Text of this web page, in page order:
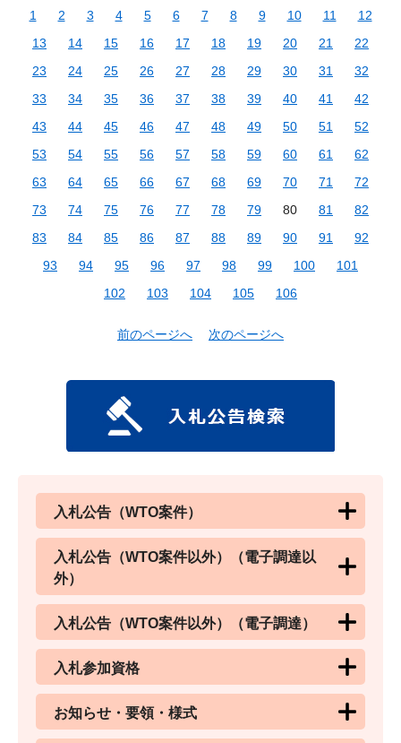
1 2 3 4 5 6 7 8 9 10 11
12
13
14 15 16 17 18 19 20 21
22
23
24 25 26 27 28 29 30 31
32
33
34 35 36 37 38 39 40 41
42
43
44 45 46 47 48 49 50 51
52
53
54 55 56 57 58 59 60 61
62
63
64 65 66 67 68 69 70 71
72
73
74 75 76 77 78 79 80 81
82
83
84 85 86 87 88 89 90 91
92
93
94 95 96 97 98 99 100
101
102
103 104 105 106
前のページへ 次のページへ
入札公告（WTO案件）
入札公告（WTO案件以外）（電子調達以
外）
入札公告（WTO案件以外）（電子調達）
入札参加資格
お知らせ・要領・様式